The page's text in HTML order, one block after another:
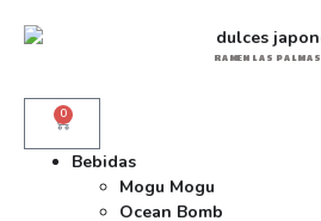
RAMEN LAS PALMAS
0
Bebidas
Mogu Mogu
Ocean Bomb